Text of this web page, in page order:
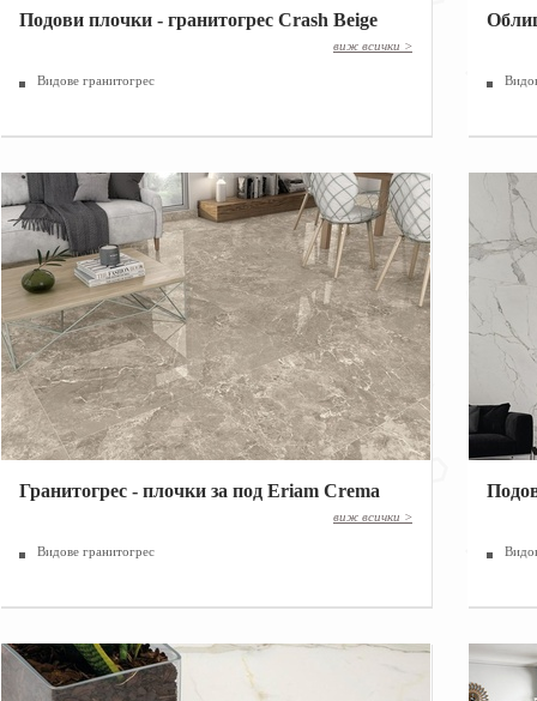
Подови плочки - гранитогрес Crash Beige
виж всички >
Видове гранитогрес
Гранитогрес - плочки за под Eriam Crema
виж всички >
Видове гранитогрес